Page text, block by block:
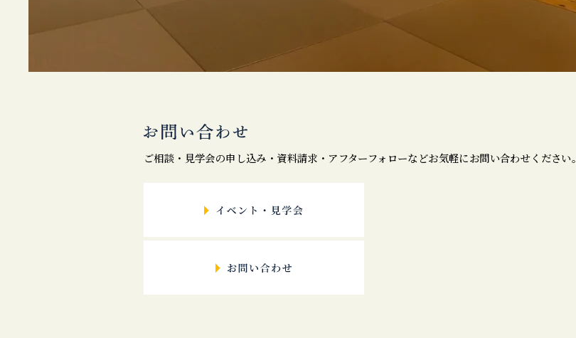
ご相談・見学会の申し込み・資料請求・アフターフォローなどお気軽にお問い合わせください。